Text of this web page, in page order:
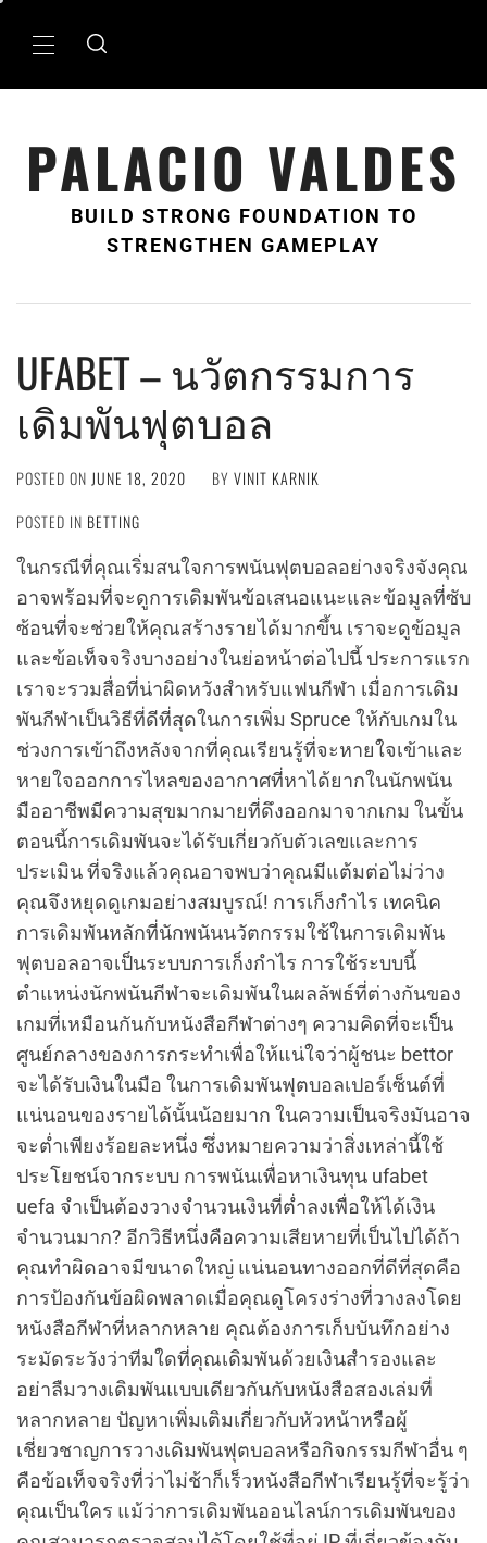
Primary
PALACIO VALDES
BUILD STRONG FOUNDATION TO
STRENGTHEN GAMEPLAY
UFABET – นวัตกรรมการ
เดิมพันฟุตบอล
POSTED ON JUNE 18, 2020 BY VINIT KARNIK
POSTED IN BETTING
ในกรณีที่คุณเริ่มสนใจการพนันฟุตบอลอย่างจริงจังคุณ
อาจพร้อมที่จะดูการเดิมพันข้อเสนอแนะและข้อมูลที่ซับ
ซ้อนที่จะช่วยให้คุณสร้างรายได้มากขึ้น เราจะดูข้อมูล
และข้อเท็จจริงบางอย่างในย่อหน้าต่อไปนี้ ประการแรก
เราจะรวมสื่อที่น่าผิดหวังสำหรับแฟนกีฬา เมื่อการเดิม
พันกีฬาเป็นวิธีที่ดีที่สุดในการเพิ่ม Spruce ให้กับเกมใน
ช่วงการเข้าถึงหลังจากที่คุณเรียนรู้ที่จะหายใจเข้าและ
หายใจออกการไหลของอากาศที่หาได้ยากในนักพนัน
มืออาชีพมีความสุขมากมายที่ดึงออกมาจากเกม ในขั้น
ตอนนี้การเดิมพันจะได้รับเกี่ยวกับตัวเลขและการ
ประเมิน ที่จริงแล้วคุณอาจพบว่าคุณมีแต้มต่อไม่ว่าง
คุณจึงหยุดดูเกมอย่างสมบูรณ์! การเก็งกำไร เทคนิค
การเดิมพันหลักที่นักพนันนวัตกรรมใช้ในการเดิมพัน
ฟุตบอลอาจเป็นระบบการเก็งกำไร การใช้ระบบนี้
ตำแหน่งนักพนันกีฬาจะเดิมพันในผลลัพธ์ที่ต่างกันของ
เกมที่เหมือนกันกับหนังสือกีฬาต่างๆ ความคิดที่จะเป็น
ศูนย์กลางของการกระทำเพื่อให้แน่ใจว่าผู้ชนะ bettor
จะได้รับเงินในมือ ในการเดิมพันฟุตบอลเปอร์เซ็นต์ที่
แน่นอนของรายได้นั้นน้อยมาก ในความเป็นจริงมันอาจ
จะต่ำเพียงร้อยละหนึ่ง ซึ่งหมายความว่าสิ่งเหล่านี้ใช้
ประโยชน์จากระบบ การพนันเพื่อหาเงินทุน ufabet
uefa จำเป็นต้องวางจำนวนเงินที่ต่ำลงเพื่อให้ได้เงิน
จำนวนมาก? อีกวิธีหนึ่งคือความเสียหายที่เป็นไปได้ถ้า
คุณทำผิดอาจมีขนาดใหญ่ แน่นอนทางออกที่ดีที่สุดคือ
การป้องกันข้อผิดพลาดเมื่อคุณดูโครงร่างที่วางลงโดย
หนังสือกีฬาที่หลากหลาย คุณต้องการเก็บบันทึกอย่าง
ระมัดระวังว่าทีมใดที่คุณเดิมพันด้วยเงินสำรองและ
อย่าลืมวางเดิมพันแบบเดียวกันกับหนังสือสองเล่มที่
หลากหลาย ปัญหาเพิ่มเติมเกี่ยวกับหัวหน้าหรือผู้
เชี่ยวชาญการวางเดิมพันฟุตบอลหรือกิจกรรมกีฬาอื่น ๆ
คือข้อเท็จจริงที่ว่าไม่ช้าก็เร็วหนังสือกีฬาเรียนรู้ที่จะรู้ว่า
คุณเป็นใคร แม้ว่าการเดิมพันออนไลน์การเดิมพันของ